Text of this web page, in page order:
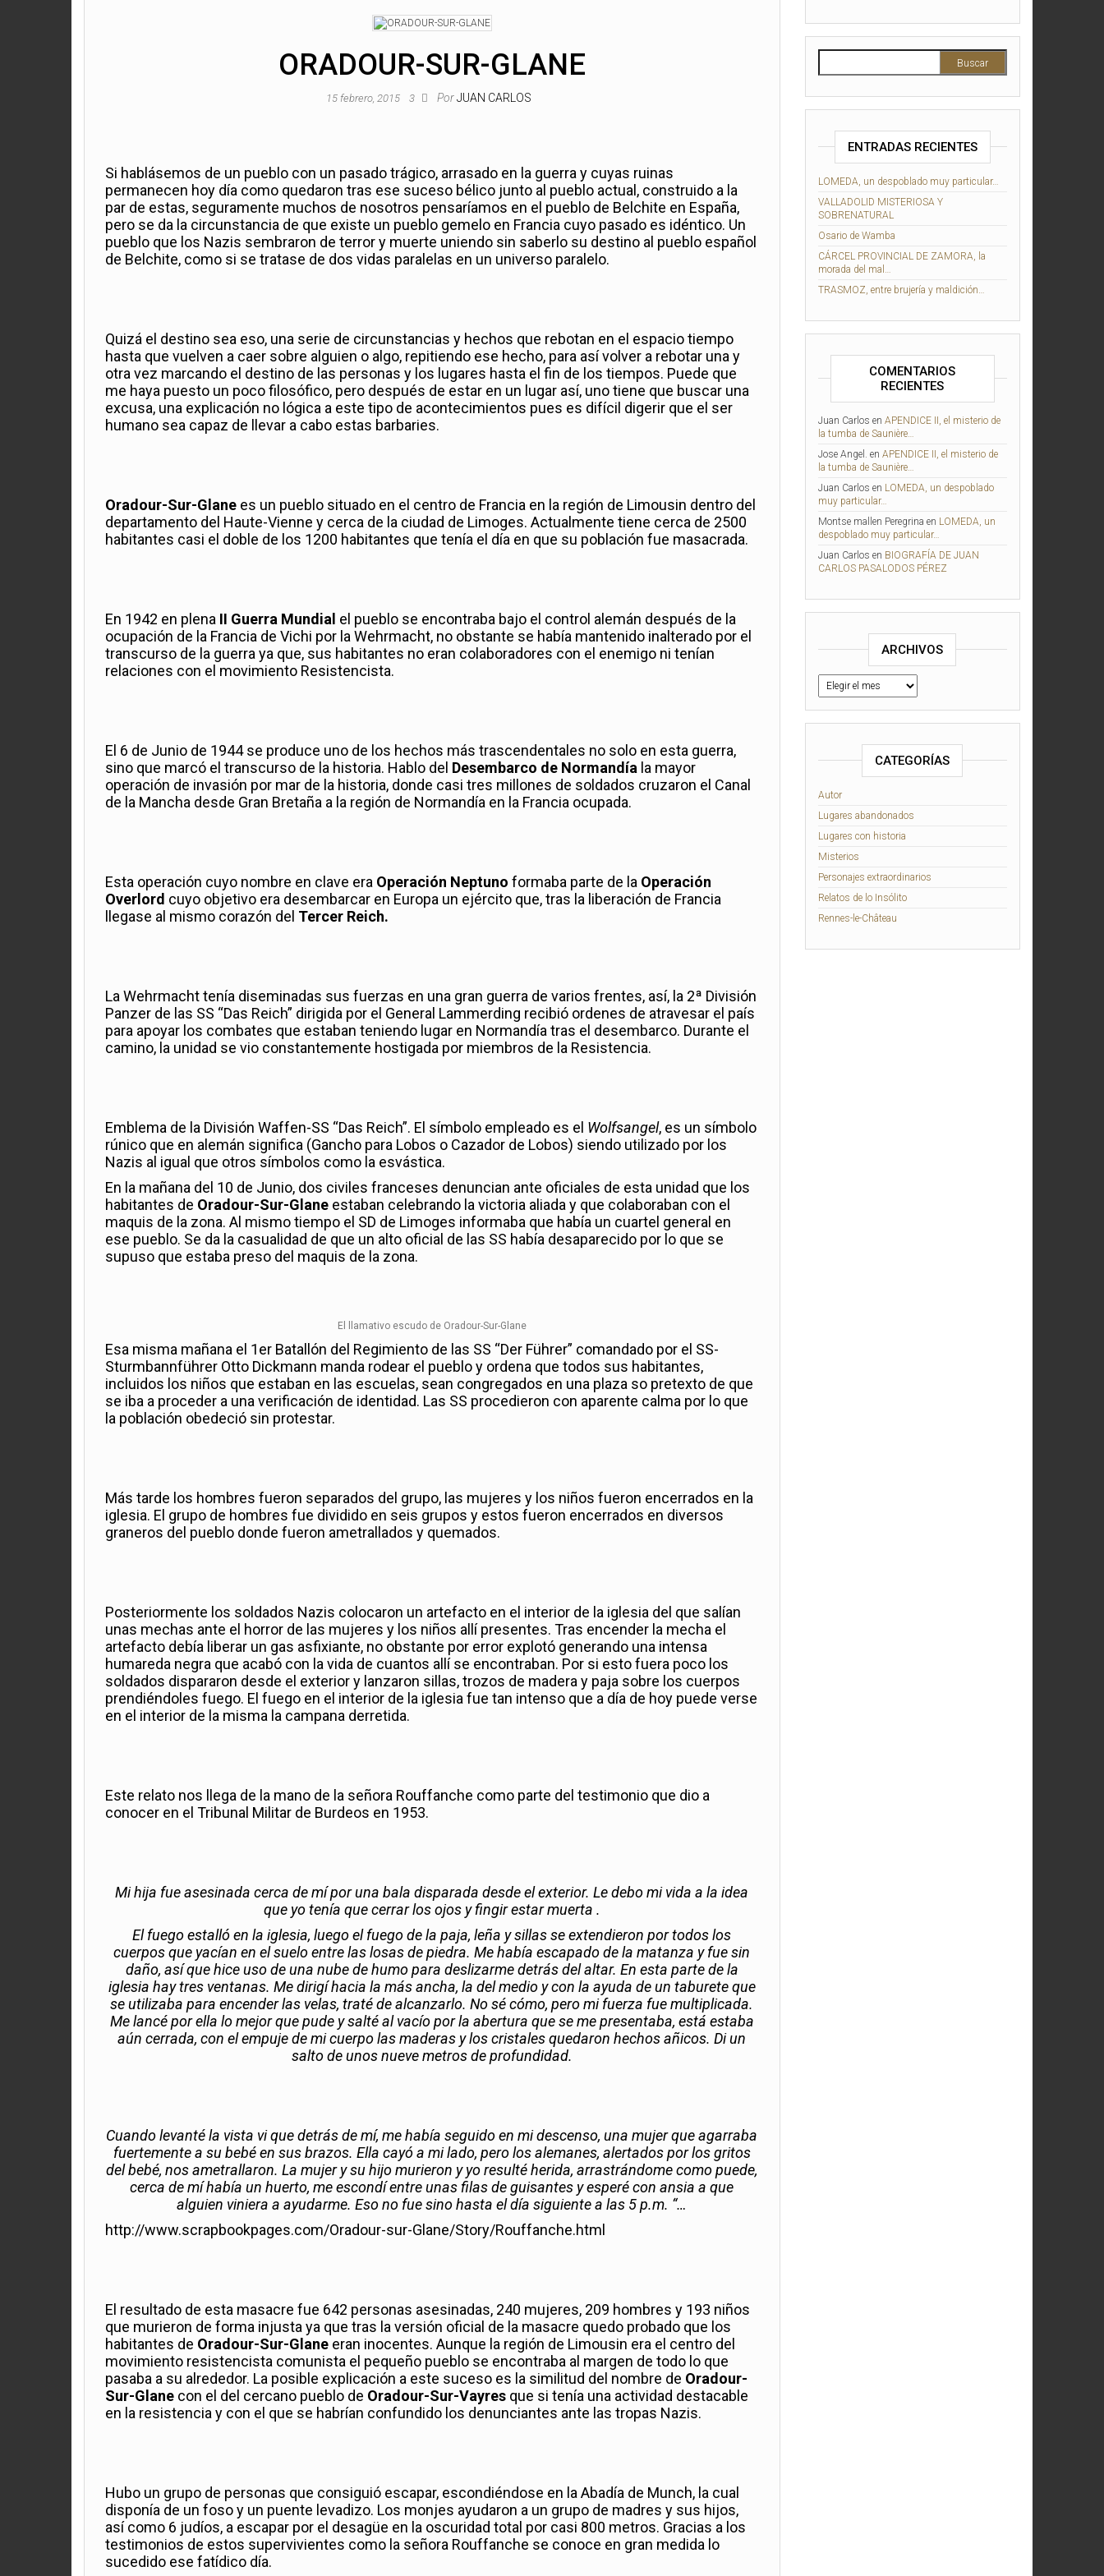
ORADOUR-SUR-GLANE
15 febrero, 2015 3 Por JUAN CARLOS
Si hablásemos de un pueblo con un pasado trágico, arrasado en la guerra y cuyas ruinas
permanecen hoy día como quedaron tras ese suceso bélico junto al pueblo actual, construido a la
par de estas, seguramente muchos de nosotros pensaríamos en el pueblo de Belchite en España,
pero se da la circunstancia de que existe un pueblo gemelo en Francia cuyo pasado es idéntico. Un
pueblo que los Nazis sembraron de terror y muerte uniendo sin saberlo su destino al pueblo español
de Belchite, como si se tratase de dos vidas paralelas en un universo paralelo.
Quizá el destino sea eso, una serie de circunstancias y hechos que rebotan en el espacio tiempo
hasta que vuelven a caer sobre alguien o algo, repitiendo ese hecho, para así volver a rebotar una y
otra vez marcando el destino de las personas y los lugares hasta el fin de los tiempos. Puede que
me haya puesto un poco filosófico, pero después de estar en un lugar así, uno tiene que buscar una
excusa, una explicación no lógica a este tipo de acontecimientos pues es difícil digerir que el ser
humano sea capaz de llevar a cabo estas barbaries.
Oradour-Sur-Glane es un pueblo situado en el centro de Francia en la región de Limousin dentro del
departamento del Haute-Vienne y cerca de la ciudad de Limoges. Actualmente tiene cerca de 2500
habitantes casi el doble de los 1200 habitantes que tenía el día en que su población fue masacrada.
En 1942 en plena II Guerra Mundial el pueblo se encontraba bajo el control alemán después de la
ocupación de la Francia de Vichi por la Wehrmacht, no obstante se había mantenido inalterado por el
transcurso de la guerra ya que, sus habitantes no eran colaboradores con el enemigo ni tenían
relaciones con el movimiento Resistencista.
El 6 de Junio de 1944 se produce uno de los hechos más trascendentales no solo en esta guerra,
sino que marcó el transcurso de la historia. Hablo del Desembarco de Normandía la mayor
operación de invasión por mar de la historia, donde casi tres millones de soldados cruzaron el Canal
de la Mancha desde Gran Bretaña a la región de Normandía en la Francia ocupada.
Esta operación cuyo nombre en clave era Operación Neptuno formaba parte de la Operación
Overlord cuyo objetivo era desembarcar en Europa un ejército que, tras la liberación de Francia
llegase al mismo corazón del Tercer Reich.
La Wehrmacht tenía diseminadas sus fuerzas en una gran guerra de varios frentes, así, la 2ª División
Panzer de las SS “Das Reich” dirigida por el General Lammerding recibió ordenes de atravesar el país
para apoyar los combates que estaban teniendo lugar en Normandía tras el desembarco. Durante el
camino, la unidad se vio constantemente hostigada por miembros de la Resistencia.
Emblema de la División Waffen-SS “Das Reich”. El símbolo empleado es el Wolfsangel, es un símbolo
rúnico que en alemán significa (Gancho para Lobos o Cazador de Lobos) siendo utilizado por los
Nazis al igual que otros símbolos como la esvástica.
En la mañana del 10 de Junio, dos civiles franceses denuncian ante oficiales de esta unidad que los
habitantes de Oradour-Sur-Glane estaban celebrando la victoria aliada y que colaboraban con el
maquis de la zona. Al mismo tiempo el SD de Limoges informaba que había un cuartel general en
ese pueblo. Se da la casualidad de que un alto oficial de las SS había desaparecido por lo que se
supuso que estaba preso del maquis de la zona.
El llamativo escudo de Oradour-Sur-Glane
Esa misma mañana el 1er Batallón del Regimiento de las SS “Der Führer” comandado por el SS-
Sturmbannführer Otto Dickmann manda rodear el pueblo y ordena que todos sus habitantes,
incluidos los niños que estaban en las escuelas, sean congregados en una plaza so pretexto de que
se iba a proceder a una verificación de identidad. Las SS procedieron con aparente calma por lo que
la población obedeció sin protestar.
Más tarde los hombres fueron separados del grupo, las mujeres y los niños fueron encerrados en la
iglesia. El grupo de hombres fue dividido en seis grupos y estos fueron encerrados en diversos
graneros del pueblo donde fueron ametrallados y quemados.
Posteriormente los soldados Nazis colocaron un artefacto en el interior de la iglesia del que salían
unas mechas ante el horror de las mujeres y los niños allí presentes. Tras encender la mecha el
artefacto debía liberar un gas asfixiante, no obstante por error explotó generando una intensa
humareda negra que acabó con la vida de cuantos allí se encontraban. Por si esto fuera poco los
soldados dispararon desde el exterior y lanzaron sillas, trozos de madera y paja sobre los cuerpos
prendiéndoles fuego. El fuego en el interior de la iglesia fue tan intenso que a día de hoy puede verse
en el interior de la misma la campana derretida.
Este relato nos llega de la mano de la señora Rouffanche como parte del testimonio que dio a
conocer en el Tribunal Militar de Burdeos en 1953.
Mi hija fue asesinada cerca de mí por una bala disparada desde el exterior. Le debo mi vida a la idea
que yo tenía que cerrar los ojos y fingir estar muerta .
El fuego estalló en la iglesia, luego el fuego de la paja, leña y sillas se extendieron por todos los
cuerpos que yacían en el suelo entre las losas de piedra. Me había escapado de la matanza y fue sin
daño, así que hice uso de una nube de humo para deslizarme detrás del altar. En esta parte de la
iglesia hay tres ventanas. Me dirigí hacia la más ancha, la del medio y con la ayuda de un taburete que
se utilizaba para encender las velas, traté de alcanzarlo. No sé cómo, pero mi fuerza fue multiplicada.
Me lancé por ella lo mejor que pude y salté al vacío por la abertura que se me presentaba, está estaba
aún cerrada, con el empuje de mi cuerpo las maderas y los cristales quedaron hechos añicos. Di un
salto de unos nueve metros de profundidad.
Cuando levanté la vista vi que detrás de mí, me había seguido en mi descenso, una mujer que agarraba
fuertemente a su bebé en sus brazos. Ella cayó a mi lado, pero los alemanes, alertados por los gritos
del bebé, nos ametrallaron. La mujer y su hijo murieron y yo resulté herida, arrastrándome como puede,
cerca de mí había un huerto, me escondí entre unas filas de guisantes y esperé con ansia a que
alguien viniera a ayudarme. Eso no fue sino hasta el día siguiente a las 5 p.m. “…
http://www.scrapbookpages.com/Oradour-sur-Glane/Story/Rouffanche.html
El resultado de esta masacre fue 642 personas asesinadas, 240 mujeres, 209 hombres y 193 niños
que murieron de forma injusta ya que tras la versión oficial de la masacre quedo probado que los
habitantes de Oradour-Sur-Glane eran inocentes. Aunque la región de Limousin era el centro del
movimiento resistencista comunista el pequeño pueblo se encontraba al margen de todo lo que
pasaba a su alrededor. La posible explicación a este suceso es la similitud del nombre de Oradour-
Sur-Glane con el del cercano pueblo de Oradour-Sur-Vayres que si tenía una actividad destacable
en la resistencia y con el que se habrían confundido los denunciantes ante las tropas Nazis.
Hubo un grupo de personas que consiguió escapar, escondiéndose en la Abadía de Munch, la cual
disponía de un foso y un puente levadizo. Los monjes ayudaron a un grupo de madres y sus hijos,
así como 6 judíos, a escapar por el desagüe en la oscuridad total por casi 800 metros. Gracias a los
testimonios de estos supervivientes como la señora Rouffanche se conoce en gran medida lo
sucedido ese fatídico día.
ENTRADAS RECIENTES
LOMEDA, un despoblado muy particular…
VALLADOLID MISTERIOSA Y
SOBRENATURAL
Osario de Wamba
CÁRCEL PROVINCIAL DE ZAMORA, la
morada del mal…
TRASMOZ, entre brujería y maldición…
COMENTARIOS
RECIENTES
Juan Carlos en APENDICE II, el misterio de
la tumba de Saunière…
Jose Angel. en APENDICE II, el misterio de
la tumba de Saunière…
Juan Carlos en LOMEDA, un despoblado
muy particular…
Montse mallen Peregrina en LOMEDA, un
despoblado muy particular…
Juan Carlos en BIOGRAFÍA DE JUAN
CARLOS PASALODOS PÉREZ
ARCHIVOS
CATEGORÍAS
Autor
Lugares abandonados
Lugares con historia
Misterios
Personajes extraordinarios
Relatos de lo Insólito
Rennes-le-Château